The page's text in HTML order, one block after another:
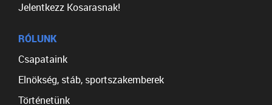
Jelentkezz Kosarasnak!
RÓLUNK
Csapataink
Elnökség, stáb, sportszakemberek
Történetünk